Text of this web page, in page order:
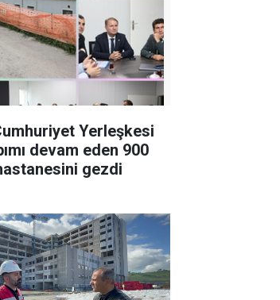
Yerleşkesi
devam eden 900
gezdi